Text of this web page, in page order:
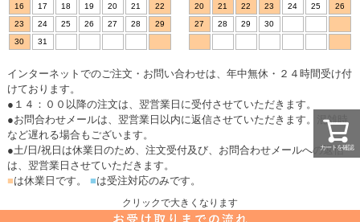
カートを確認
16
17 18 19 20 21
22
23
24 25 26 27 28
29
30
31
20
21 22 23 24 25
26
27
28 29 30
インターネットでのご注文・お問い合わせは、年中無休・２４時間受け付
けております。
●１４：００以降の注文は、翌営業日に受付させていただきます。
●お問合わせメールは、翌営業日以内に返信させていただきます。混雑時
など遅れる場合もございます。
●土/日/祝日は休業日のため、注文受付及び、お問合わせメールへの返信
は、翌営業日させていただきます。
■は休業日です。 ■は受注対応のみです。
クリックで大きくなります